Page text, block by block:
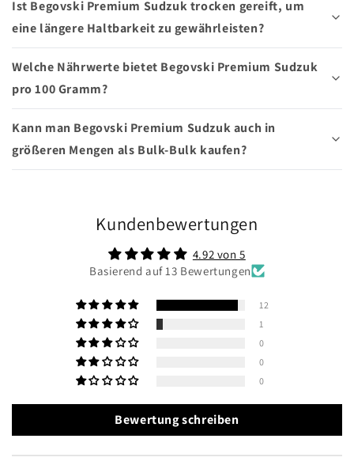
Ist Begovski Premium Sudzuk trocken gereift, um
eine längere Haltbarkeit zu gewährleisten?
Welche Nährwerte bietet Begovski Premium Sudzuk
pro 100 Gramm?
Kann man Begovski Premium Sudzuk auch in
größeren Mengen als Bulk-Bulk kaufen?
Kundenbewertungen
4.92 von 5
Basierend auf 13 Bewertungen
12
1
0
0
0
Bewertung schreiben